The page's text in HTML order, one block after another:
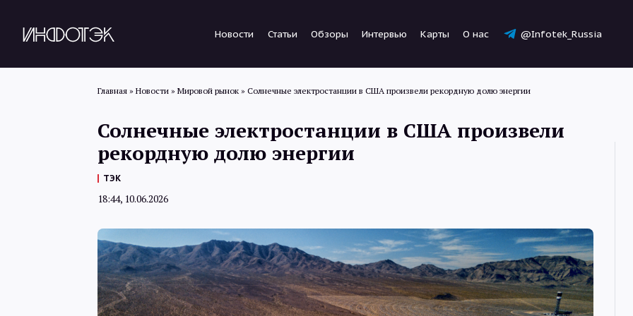
Новости Статьи Обзоры Интервью Карты О нас @Infotek_Russia
Статьи
Обзоры
Главная » Новости » Мировой рынок » Солнечные электростанции в США произвели рекордную долю энергии
Солнечные электростанции в США произвели
рекордную долю энергии
ТЭК
18:44, 10.06.2026